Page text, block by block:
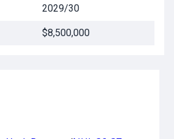
2029/30
$8,500,000